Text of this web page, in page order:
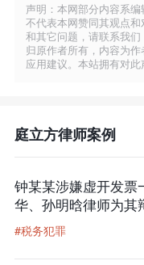
声明：本网部分内容系
不代表本网赞同其观点
和其它问题，请联系我
归原作者所有，内容为
应用建议。本站拥有对此
庭立方律师案例
钟某某涉嫌虚开发票
华、孙明晗律师为其
#税务犯罪